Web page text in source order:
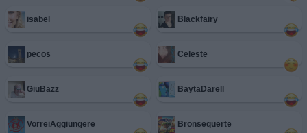
isabel Blackfairy
pecos Celeste
GiuBazz BaytaDarell
VorreiAggiungere Bronsequerte